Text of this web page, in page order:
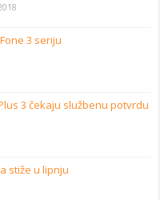
3 seriju
3 čekaju službenu potvrdu
stiže u lipnju